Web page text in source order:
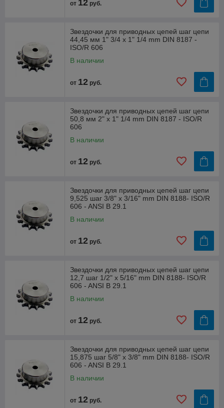
от 12 руб.
Звездочки для приводных цепей шаг цепи
44,45 мм 1" 3/4 x 1" 1/4 mm DIN 8187 -
ISO/R 606
В наличии
от 12 руб.
Звездочки для приводных цепей шаг цепи
50,8 мм 2" x 1" 1/4 mm DIN 8187 - ISO/R
606
В наличии
от 12 руб.
Звездочки для приводных цепей шаг цепи
9,525 шаг 3/8" x 3/16" mm DIN 8188- ISO/R
606 - ANSI B 29.1
В наличии
от 12 руб.
Звездочки для приводных цепей шаг цепи
12,7 шаг 1/2" x 5/16" mm DIN 8188- ISO/R
606 - ANSI B 29.1
В наличии
от 12 руб.
Звездочки для приводных цепей шаг цепи
15,875 шаг 5/8" x 3/8" mm DIN 8188- ISO/R
606 - ANSI B 29.1
В наличии
от 12 руб.